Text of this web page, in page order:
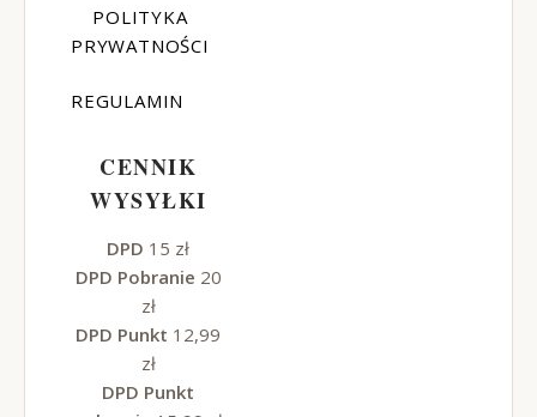
POLITYKA
PRYWATNOŚCI
REGULAMIN
CENNIK
WYSYŁKI
DPD 15 zł
DPD Pobranie 20
zł
DPD Punkt 12,99
zł
DPD Punkt